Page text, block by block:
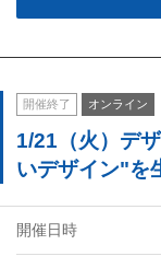
開催終了 オンライン
1/21（火）デ
いデザイン"を
開催日時